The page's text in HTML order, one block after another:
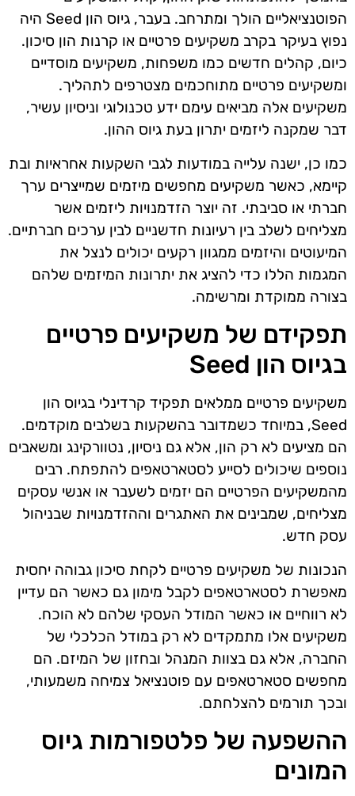
הפוטנציאליים הולך ומתרחב. בעבר, גיוס הון Seed היה
נפוץ בעיקר בקרב משקיעים פרטיים או קרנות הון סיכון.
כיום, קהלים חדשים כמו משפחות, משקיעים מוסדיים
ומשקיעים פרטיים מתוחכמים מצטרפים לתהליך.
משקיעים אלה מביאים עימם ידע טכנולוגי וניסיון עשיר,
דבר שמקנה ליזמים יתרון בעת גיוס ההון.
כמו כן, ישנה עלייה במודעות לגבי השקעות אחראיות ובת
קיימא, כאשר משקיעים מחפשים מיזמים שמייצרים ערך
חברתי או סביבתי. זה יוצר הזדמנויות ליזמים אשר
מצליחים לשלב בין רעיונות חדשניים לבין ערכים חברתיים.
המיעוטים והיזמים ממגוון רקעים יכולים לנצל את
המגמות הללו כדי להציג את יתרונות המיזמים שלהם
בצורה ממוקדת ומרשימה.
תפקידם של משקיעים פרטיים
בגיוס הון Seed
משקיעים פרטיים ממלאים תפקיד קרדינלי בגיוס הון
Seed, במיוחד כשמדובר בהשקעות בשלבים מוקדמים.
הם מציעים לא רק הון, אלא גם ניסיון, נטוורקינג ומשאבים
נוספים שיכולים לסייע לסטארטאפים להתפתח. רבים
מהמשקיעים הפרטיים הם יזמים לשעבר או אנשי עסקים
מצליחים, שמבינים את האתגרים וההזדמנויות שבניהול
עסק חדש.
הנכונות של משקיעים פרטיים לקחת סיכון גבוהה יחסית
מאפשרת לסטארטאפים לקבל מימון גם כאשר הם עדיין
לא רווחיים או כאשר המודל העסקי שלהם לא הוכח.
משקיעים אלו מתמקדים לא רק במודל הכלכלי של
החברה, אלא גם בצוות המנהל ובחזון של המיזם. הם
מחפשים סטארטאפים עם פוטנציאל צמיחה משמעותי,
ובכך תורמים להצלחתם.
ההשפעה של פלטפורמות גיוס
המונים